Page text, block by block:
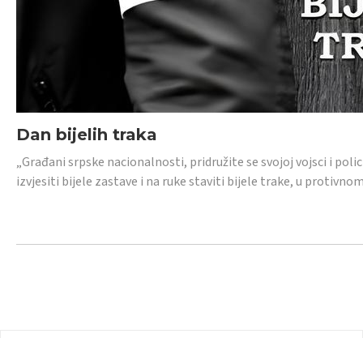
Dan bijelih traka
„Građani srpske nacionalnosti, pridružite se svojoj vojsci i
izvjesiti bijele zastave i na ruke staviti bijele trake, u